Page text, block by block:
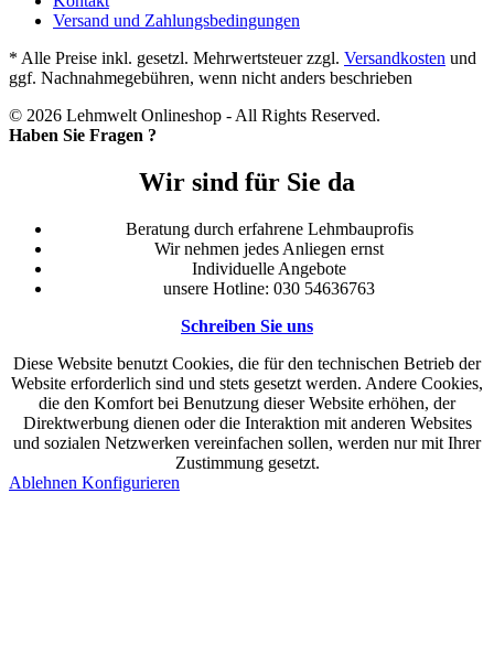
Versand und Zahlungsbedingungen
* Alle Preise inkl. gesetzl. Mehrwertsteuer zzgl. Versandkosten und
ggf. Nachnahmegebühren, wenn nicht anders beschrieben
© 2026 Lehmwelt Onlineshop - All Rights Reserved.
Haben Sie Fragen ?
Wir sind für Sie da
Beratung durch erfahrene Lehmbauprofis
Wir nehmen jedes Anliegen ernst
Individuelle Angebote
unsere Hotline: 030 54636763
Schreiben Sie uns
Diese Website benutzt Cookies, die für den technischen Betrieb der
Website erforderlich sind und stets gesetzt werden. Andere Cookies,
die den Komfort bei Benutzung dieser Website erhöhen, der
Direktwerbung dienen oder die Interaktion mit anderen Websites
und sozialen Netzwerken vereinfachen sollen, werden nur mit Ihrer
Zustimmung gesetzt.
Ablehnen Konfigurieren